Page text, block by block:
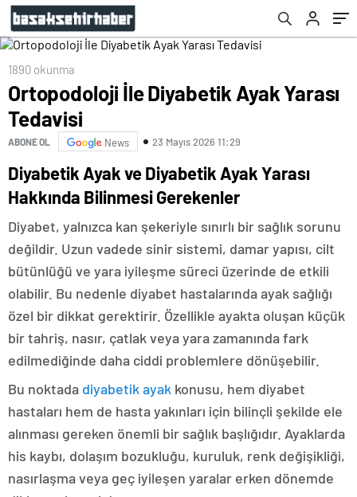
1890 okunma
Ortopodoloji İle Diyabetik Ayak Yarası
Tedavisi
ABONE OL News 23 Mayıs 2026 11:29
Diyabetik Ayak ve Diyabetik Ayak Yarası
Hakkında Bilinmesi Gerekenler
Diyabet, yalnızca kan şekeriyle sınırlı bir sağlık sorunu
değildir. Uzun vadede sinir sistemi, damar yapısı, cilt
bütünlüğü ve yara iyileşme süreci üzerinde de etkili
olabilir. Bu nedenle diyabet hastalarında ayak sağlığı
özel bir dikkat gerektirir. Özellikle ayakta oluşan küçük
bir tahriş, nasır, çatlak veya yara zamanında fark
edilmediğinde daha ciddi problemlere dönüşebilir.
Bu noktada diyabetik ayak konusu, hem diyabet
hastaları hem de hasta yakınları için bilinçli şekilde ele
alınması gereken önemli bir sağlık başlığıdır. Ayaklarda
his kaybı, dolaşım bozukluğu, kuruluk, renk değişikliği,
nasırlaşma veya geç iyileşen yaralar erken dönemde